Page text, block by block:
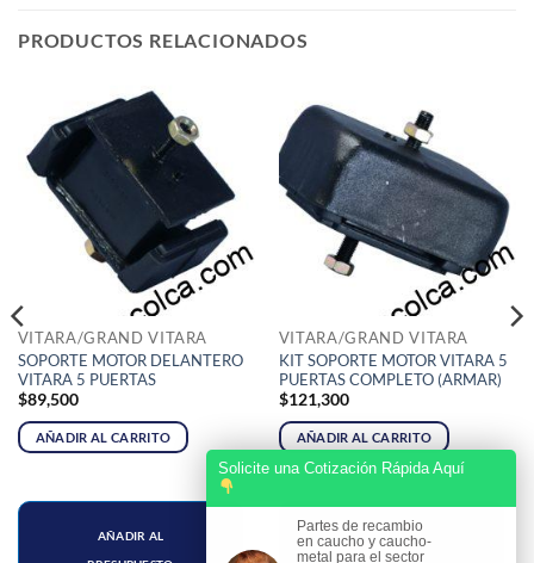
PRODUCTOS RELACIONADOS
VITARA/GRAND VITARA
SOPORTE MOTOR DELANTERO
VITARA 5 PUERTAS
$89,500
AÑADIR AL CARRITO
AÑADIR AL
VITARA/GRAND VITARA
KIT SOPORTE MOTOR VITARA 5
PUERTAS COMPLETO (ARMAR)
$121,300
AÑADIR AL CARRITO
AÑADIR AL
Solicite una Cotización Rápida Aquí
Partes de recambio
en caucho y caucho-
metal para el sector